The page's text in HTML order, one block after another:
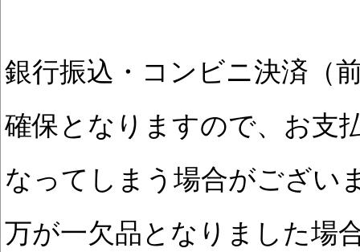
銀行振込・コンビニ決済（
確保となりますので、お支
なってしまう場合がござい
万が一欠品となりました場